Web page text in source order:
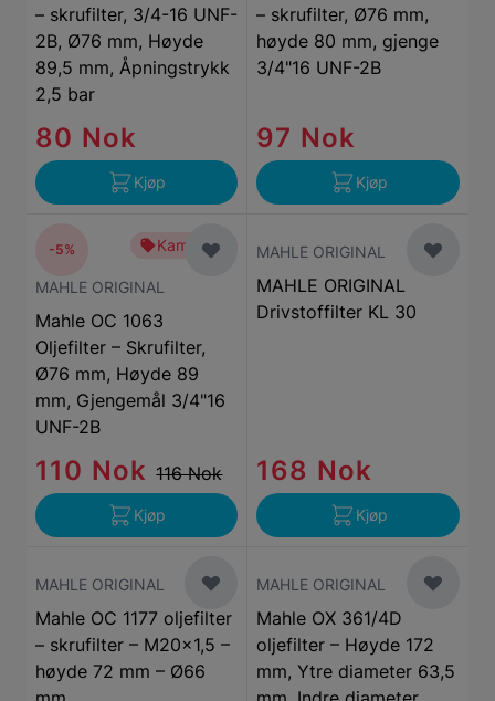
– skrufilter, 3/4-16 UNF-
2B, Ø76 mm, Høyde
89,5 mm, Åpningstrykk
2,5 bar
80 Nok
Kjøp
– skrufilter, Ø76 mm,
høyde 80 mm, gjenge
3/4"16 UNF-2B
97 Nok
Kjøp
Kampanje
MAHLE ORIGINAL
Mahle OC 1063
Oljefilter – Skrufilter,
Ø76 mm, Høyde 89
mm, Gjengemål 3/4"16
UNF-2B
110 Nok 116 Nok
-5%
Kjøp
MAHLE ORIGINAL
MAHLE ORIGINAL
Drivstoffilter KL 30
168 Nok
Kjøp
MAHLE ORIGINAL
Mahle OC 1177 oljefilter
– skrufilter – M20x1,5 –
høyde 72 mm – Ø66
MAHLE ORIGINAL
Mahle OX 361/4D
oljefilter – Høyde 172
mm, Ytre diameter 63,5